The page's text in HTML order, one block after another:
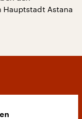
Hauptstadt Astana